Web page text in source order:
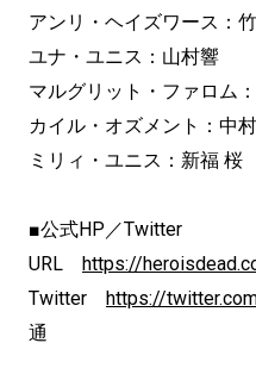
アンリ・ヘイズワース：
ユナ・ユニス：山村響
マルグリット・ファロム
カイル・オズメント：中
ミリィ・ユニス：新福 桜
■公式HP／Twitter
URL https://
Twitter https://
通